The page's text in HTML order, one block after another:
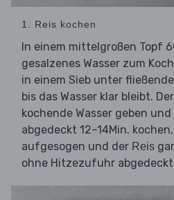
1. Reis kochen
In einem mittelgroßen Topf
gesalzenes Wasser zum
in einem Sieb unter
bis das Wasser klar bleibt.
kochende Wasser geben
abgedeckt 12–14Min.
aufgesogen und der Reis
ohne Hitzezufuhr